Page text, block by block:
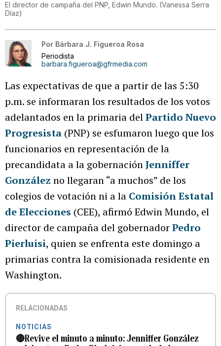
El director de campaña del PNP, Edwin Mundo. (Vanessa Serra
Díaz)
Por Bárbara J. Figueroa Rosa
Periodista
barbara.figueroa@gfrmedia.com
Las expectativas de que a partir de las 5:30
p.m. se informaran los resultados de los votos
adelantados en la primaria delPartido Nuevo
Progresista (PNP) se esfumaron luego que los
funcionarios en representación de la
precandidata a la gobernaciónJenniffer
González no llegaran “a muchos” de los
colegios de votación ni a la Comisión Estatal
de Elecciones (CEE), afirmó Edwin Mundo, el
director de campaña del gobernadorPedro
Pierluisi, quien se enfrenta este domingo a
primarias contra la comisionada residente en
Washington.
RELACIONADAS
NOTICIAS
🔴Revive el minuto a minuto: Jenniffer González